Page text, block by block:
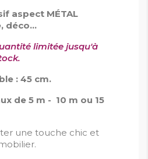
aspect MÉTAL
déco...
limitée jusqu'à
: 45 cm.
de 5 m - 10 m ou 15
une touche chic et